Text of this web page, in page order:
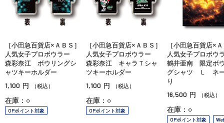
［小田急百貨店×ＡＢＳ］
人気女子プロボウラー
森彩奈江 ボウリングシ
ャツキーホルダー
1,100 円 （税込）
在庫：○
OPポイント対象
［小田急百貨店×ＡＢＳ］
人気女子プロボウラー
森彩奈江 キャラＴシャ
ツキーホルダー
1,100 円 （税込）
在庫：○
OPポイント対象
［小田急百貨店×
人気女子プロボ
鶴井亜南 限定ボ
グシャツ Ｌ ネ
り
16,500 円 （税込）
在庫：○
OPポイント対象